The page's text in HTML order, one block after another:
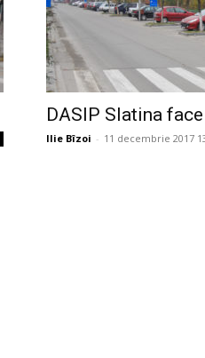
DASIP Slatina
Ilie Bîzoi - 11 decembrie 2017